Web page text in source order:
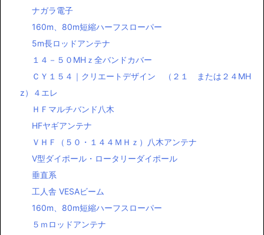
ナガラ電子
160m、80m短縮ハーフスローパー
5m長ロッドアンテナ
１４－５０MHｚ全バンドカバー
ＣＹ１５４｜クリエートデザイン （２１ または２４MH
z）４エレ
ＨＦマルチバンド八木
HFヤギアンテナ
ＶＨＦ（５０・１４４ＭＨｚ）八木アンテナ
Ⅴ型ダイポール・ロータリーダイポール
垂直系
工人舎 VESAビーム
160m、80m短縮ハーフスローパー
５ｍロッドアンテナ